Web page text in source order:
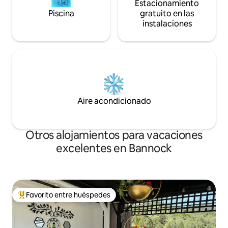
Piscina
Estacionamiento
gratuito en las
instalaciones
Aire acondicionado
Otros alojamientos para vacaciones
excelentes en Bannock
Favorito entre huéspedes preferido
Favorito entre huéspedes